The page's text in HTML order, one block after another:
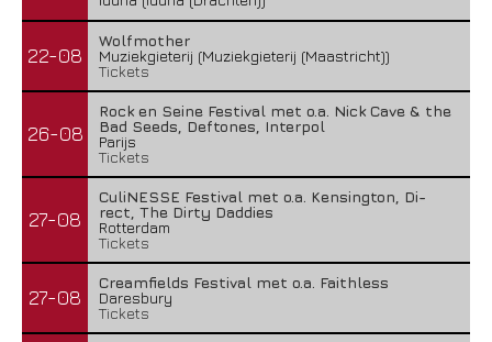
22-08
Wolfmother
Muziekgieterij (Muziekgieterij (Maastricht))
Tickets
26-08
Rock en Seine Festival met o.a. Nick Cave & the
Bad Seeds, Deftones, Interpol
Parijs
Tickets
27-08
CuliNESSE Festival met o.a. Kensington, Di-
rect, The Dirty Daddies
Rotterdam
Tickets
27-08
Creamfields Festival met o.a. Faithless
Daresbury
Tickets